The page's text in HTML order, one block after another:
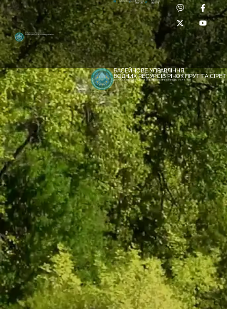
[newyear_garland]
Басейнове управління
водних ресурсів річок Прут та Сірет
Лабораторія:
(0372) 53-92-00
dpbuvr@dpbuvr.gov.uaПриймальня:
(0372) 51-14-56
БАСЕЙНОВЕ УПРАВЛІННЯ
ВОДНИХ РЕСУРСІВ РІЧОК ПРУТ ТА СІРЕТ
ДЕРЖАВНЕ АГЕНТСТВО ВОДНИХ РЕСУРСІВ УКРАЇНИ